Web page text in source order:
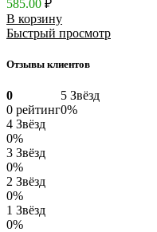
585.00 ₽
В корзину
Быстрый просмотр
Отзывы клиентов
0
0 рейтинг
5 Звёзд
0%
4 Звёзд
0%
3 Звёзд
0%
2 Звёзд
0%
1 Звёзд
0%